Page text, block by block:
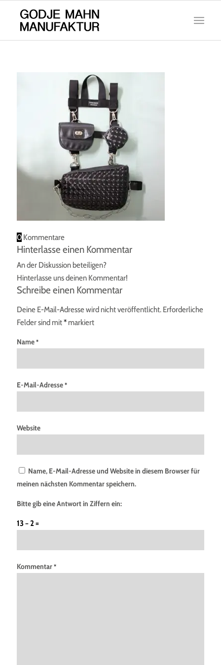
0 Kommentare
Hinterlasse einen Kommentar
An der Diskussion beteiligen?
Hinterlasse uns deinen Kommentar!
Schreibe einen Kommentar
Deine E-Mail-Adresse wird nicht veröffentlicht. Erforderliche
Felder sind mit*markiert
Name*
E-Mail-Adresse*
Website
Name, E-Mail-Adresse und Website in diesem Browser für
meinen nächsten Kommentar speichern.
Bitte gib eine Antwort in Ziffern ein:
13 − 2 =
Kommentar*